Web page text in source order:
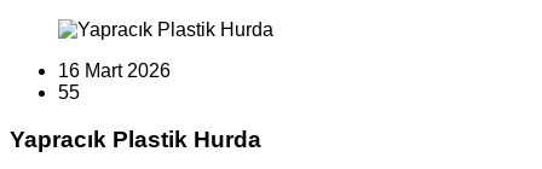
16 Mart 2026
55
Yapracık Plastik Hurda